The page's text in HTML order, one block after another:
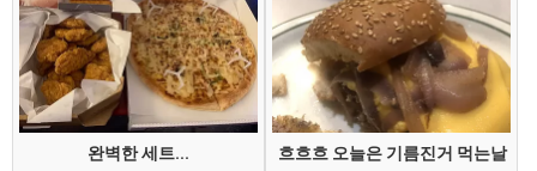
완벽한 세트... 흐흐흐 오늘은 기름진거 먹는날